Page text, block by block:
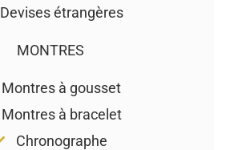
Devises étrangères
MONTRES
Montres à gousset
Montres à bracelet
Chronographe